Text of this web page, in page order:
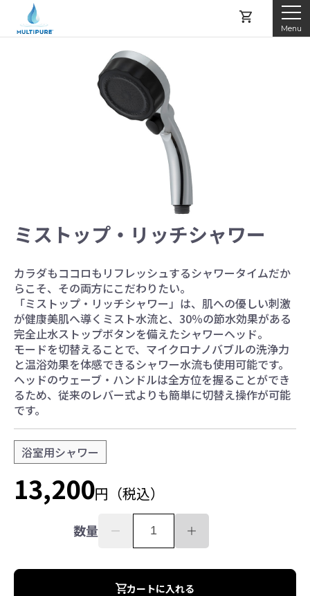
マルチピュアとは
アフターサービス
よくある質問
お水ブログ
新規会員登録 ログイン
Menu
ミストップ・リッチシャワー
カラダもココロもリフレッシュするシャワータイムだか
らこそ、その両方にこだわりたい。
「ミストップ・リッチシャワー」は、肌への優しい刺激
が健康美肌へ導くミスト水流と、30％の節水効果がある
完全止水ストップボタンを備えたシャワーヘッド。
モードを切替えることで、マイクロナノバブルの洗浄力
と温浴効果を体感できるシャワー水流も使用可能です。
ヘッドのウェーブ・ハンドルは全方位を握ることができ
るため、従来のレバー式よりも簡単に切替え操作が可能
です。
浴室用シャワー
13,200円（税込）
数量
カートに入れる